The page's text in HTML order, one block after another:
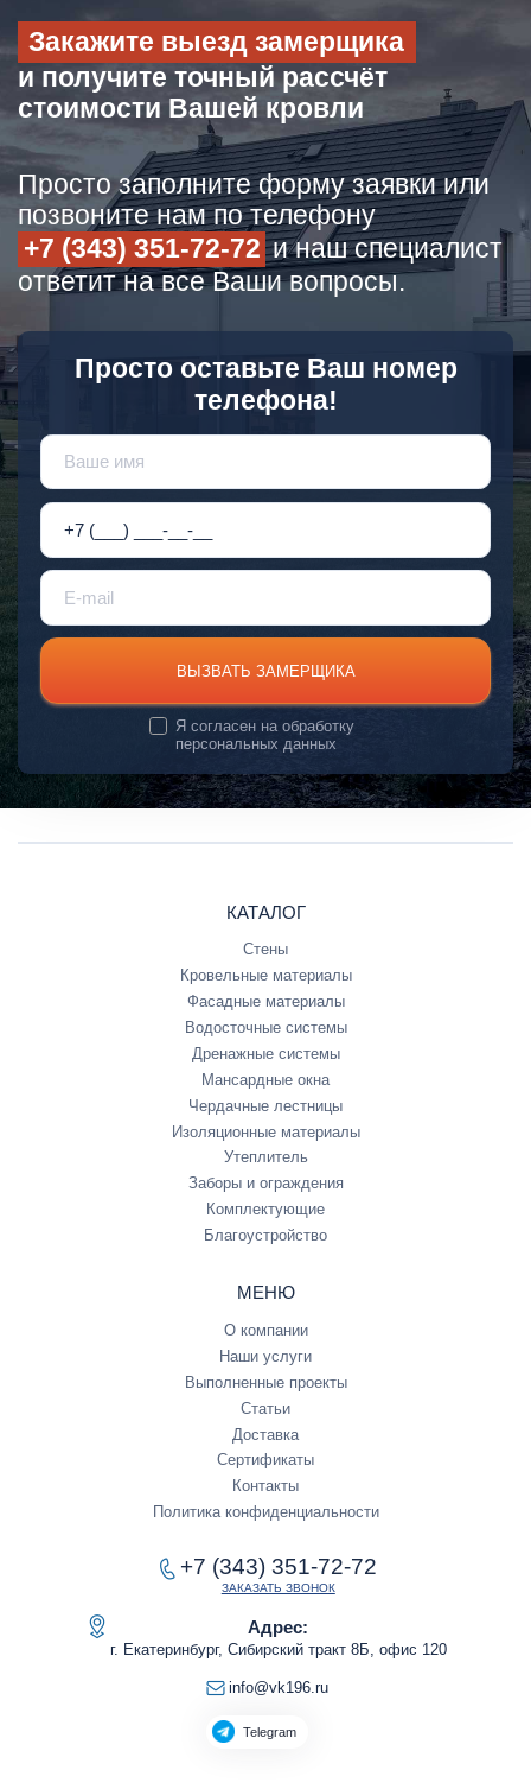
Закажите выезд замерщика
и получите точный рассчёт
стоимости Вашей кровли
Просто заполните форму заявки или
позвоните нам по телефону
+7 (343) 351-72-72 и наш специалист
ответит на все Ваши вопросы.
Просто оставьте Ваш номер
телефона!
ВЫЗВАТЬ ЗАМЕРЩИКА
Я согласен наобработку
персональных данных
КАТАЛОГ
Стены
Кровельные материалы
Фасадные материалы
Водосточные системы
Дренажные системы
Мансардные окна
Чердачные лестницы
Изоляционные материалы
Утеплитель
Заборы и ограждения
Комплектующие
Благоустройство
МЕНЮ
О компании
Наши услуги
Выполненные проекты
Статьи
Доставка
Сертификаты
Контакты
Политика конфиденциальности
+7 (343) 351-72-72
ЗАКАЗАТЬ ЗВОНОК
Адрес:
г. Екатеринбург, Сибирский тракт 8Б, офис 120
info@vk196.ru
Telegram